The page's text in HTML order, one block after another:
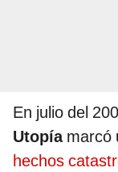
En julio del
Utopíamarcó
hechos